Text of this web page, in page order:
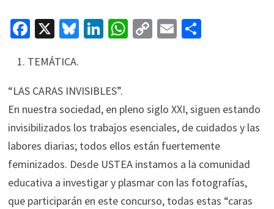
Fa
b
o
o
k
X Bl
ky
Li
dI
n
W
p
p
C
Li
n
k
E C
ar
tir
TEMÁTICA.
“LAS CARAS INVISIBLES”.
En nuestra sociedad, en pleno siglo XXI, siguen estando
invisibilizados los trabajos esenciales, de cuidados y las
labores diarias; todos ellos están fuertemente
feminizados. Desde USTEA instamos a la comunidad
educativa a investigar y plasmar con las fotografías,
que participarán en este concurso, todas estas “caras